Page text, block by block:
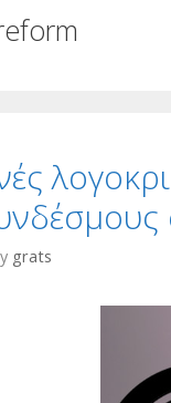
grats